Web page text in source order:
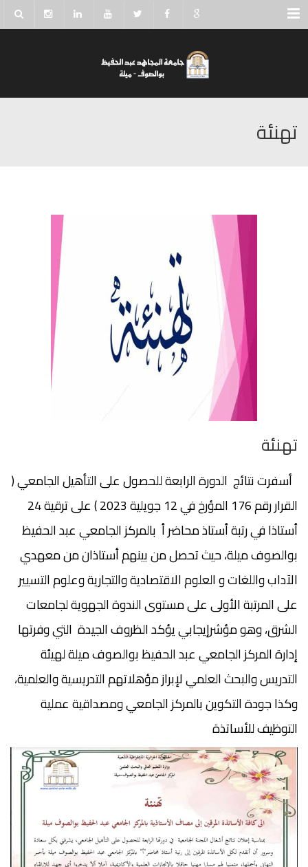
Menu
تهنئة
تهنئة
أسفرت نتائج الدورة الرابعة للحصول على التأهيل الجامعي (
القرار رقم 176 المؤرخ في 12 جويلية 2023 ) على ترقية 24
أستاذا في رتبة أستاذ محاضر أ بالمركز الجامعي عبد الحفيظ
بوالصوف ميلة، حيث تحصل من بينهم أستاذان من معهدي
الآداب واللغات و العلوم الاقتصادية والتجارية وعلوم التسيير
على المرتبة الأولى على مستوى الندوة الجهوية لجامعات
الشرق، وهو مؤشرإيجابي يؤكد الظروف الجيدة التي وفرتها
إدارة المركز الجامعي عبد الحفيظ بوالصوف ميلة لهيئة
التدريس والبحث العلمي لإبراز مؤهلاتهم التدريسية والعلمية،
وكذا جودة التكوين بالمركز الجامعي ومصداقية عملية
التوظيف للأساتذة